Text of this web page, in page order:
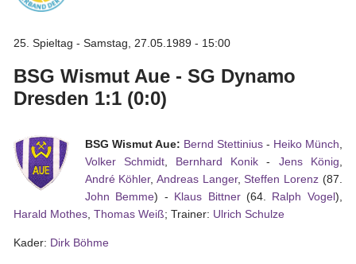
Ergebnisarchiv
Spielerarchiv
Tippspiel
Aue-
Torschützen
Trainer
Schiedsrichter
25
26
25. Spieltag - Samstag, 27.05.1989 - 15:00
BSG Wismut Aue - SG Dynamo
Dresden 1:1 (0:0)
BSG Wismut Aue: Bernd Stettinius- Heiko Münch
Volker Schmidt, Bernhard Konik - Jens König
André Köhler,Andreas Langer,Steffen Lorenz (87.
John Bemme) - Klaus Bittner(64. Ralph Vogel),
Harald Mothes, Thomas Weiß; Trainer: Ulrich Schulze
Kader: Dirk Böhme